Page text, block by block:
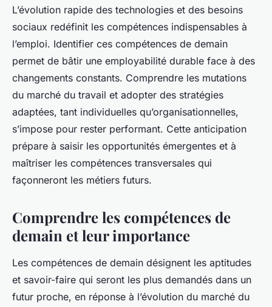
Compétences de demain :
stratégies pour anticiper et
s'adapter
Juliette•10 octobre 2025•6 min de lecture
L’évolution rapide des technologies et des besoins
sociaux redéfinit les compétences indispensables à
l’emploi. Identifier ces compétences de demain
permet de bâtir une employabilité durable face à des
changements constants. Comprendre les mutations
du marché du travail et adopter des stratégies
adaptées, tant individuelles qu’organisationnelles,
s’impose pour rester performant. Cette anticipation
prépare à saisir les opportunités émergentes et à
maîtriser les compétences transversales qui
façonneront les métiers futurs.
Comprendre les compétences de
demain et leur importance
Les compétences de demain désignent les aptitudes
et savoir-faire qui seront les plus demandés dans un
futur proche, en réponse à l’évolution du marché du